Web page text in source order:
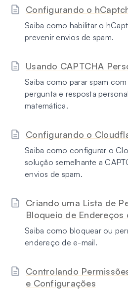
Configurando o
Saiba como habilitar o
prevenir envios de spam.
Usando CAPTCHA
Saiba como parar spam
pergunta e resposta
matemática.
Configurando o
Saiba como configurar o
solução semelhante a
envios de spam.
Criando uma Lista de
Bloqueio de Endereços
Saiba como bloquear ou
endereço de e-mail.
Controlando
e Configurações